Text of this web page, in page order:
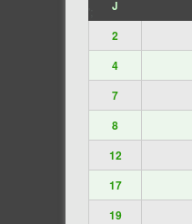
J
2
4
7
8
12
17
19